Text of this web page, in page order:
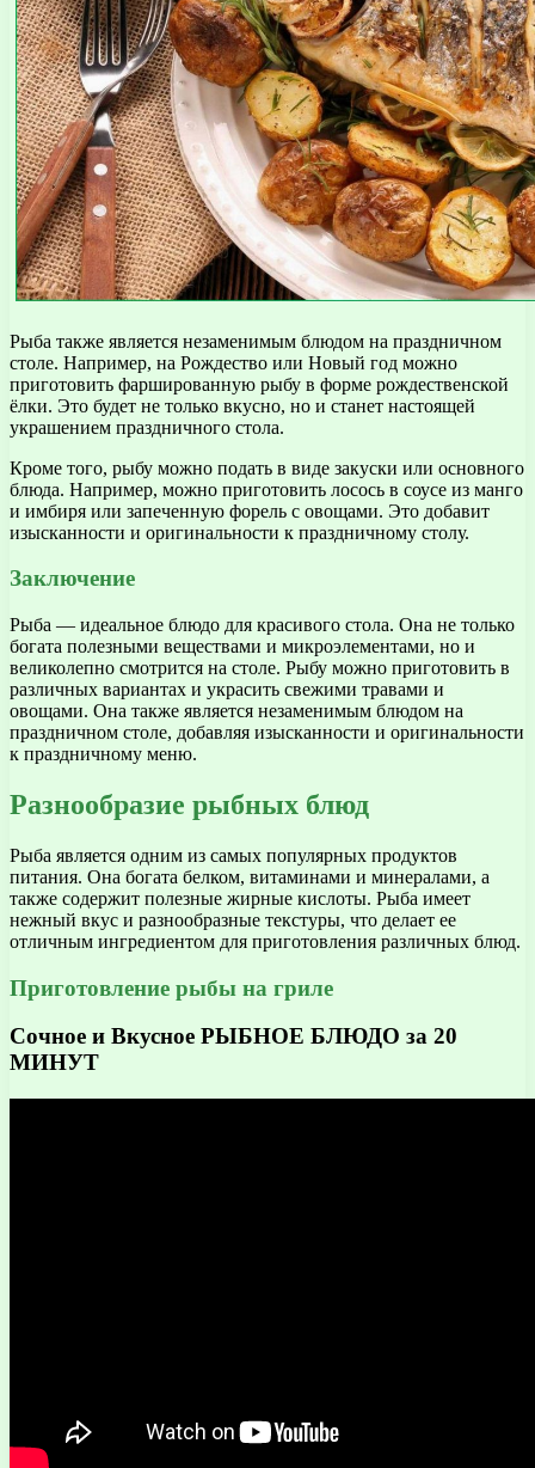
Рыба также является незаменимым блюдом на праздничном
столе. Например, на Рождество или Новый год можно
приготовить фаршированную рыбу в форме рождественской
ёлки. Это будет не только вкусно, но и станет настоящей
украшением праздничного стола.
Кроме того, рыбу можно подать в виде закуски или основного
блюда. Например, можно приготовить лосось в соусе из манго
и имбиря или запеченную форель с овощами. Это добавит
изысканности и оригинальности к праздничному столу.
Заключение
Рыба — идеальное блюдо для красивого стола. Она не только
богата полезными веществами и микроэлементами, но и
великолепно смотрится на столе. Рыбу можно приготовить в
различных вариантах и украсить свежими травами и
овощами. Она также является незаменимым блюдом на
праздничном столе, добавляя изысканности и оригинальности
к праздничному меню.
Разнообразие рыбных блюд
Рыба является одним из самых популярных продуктов
питания. Она богата белком, витаминами и минералами, а
также содержит полезные жирные кислоты. Рыба имеет
нежный вкус и разнообразные текстуры, что делает ее
отличным ингредиентом для приготовления различных блюд.
Приготовление рыбы на гриле
Сочное и Вкусное РЫБНОЕ БЛЮДО за 20
МИНУТ